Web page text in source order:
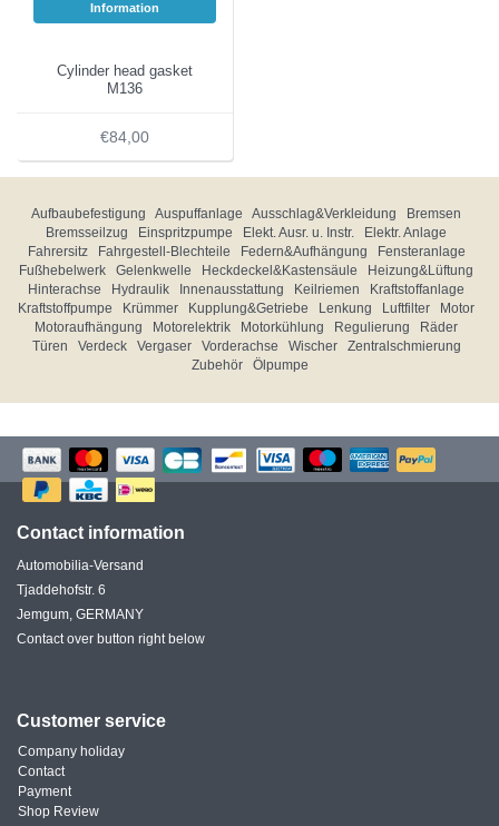
Information
Cylinder head gasket
M136
€84,00
Aufbaubefestigung Auspuffanlage Ausschlag&Verkleidung
Bremsen
Bremsseilzug
Einspritzpumpe Elekt. Ausr. u. Instr.
Elektr. Anlage
Fahrersitz
Fahrgestell-Blechteile Federn&Aufhängung
Fensteranlage
Fußhebelwerk
Gelenkwelle Heckdeckel&Kastensäule
Heizung&Lüftung
Hinterachse
Hydraulik Innenausstattung Keilriemen
Kraftstoffanlage
Kraftstoffpumpe
Krümmer Kupplung&Getriebe Lenkung Luftfilter
Motor
Motoraufhängung
Motorelektrik Motorkühlung Regulierung
Räder
Türen
Verdeck Vergaser Vorderachse Wischer
Zentralschmierung
Zubehör
Ölpumpe
Contact information
Automobilia-Versand
Tjaddehofstr. 6
Jemgum, GERMANY
Contact over button right below
Customer service
Company holiday
Contact
Payment
Shop Review